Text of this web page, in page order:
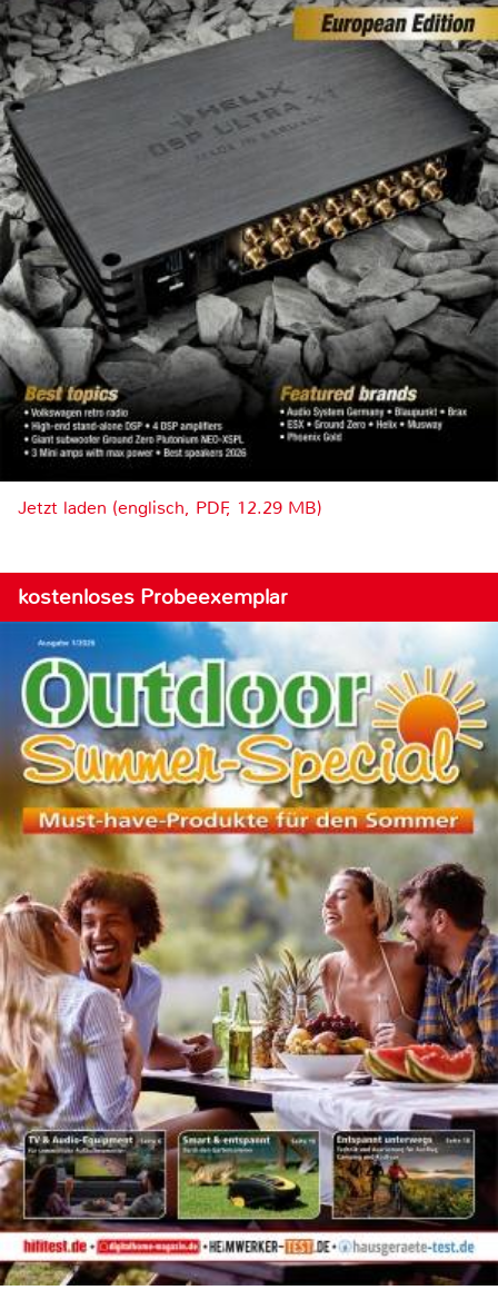
Jetzt laden (englisch, PDF, 12.29 MB)
kostenloses Probeexemplar